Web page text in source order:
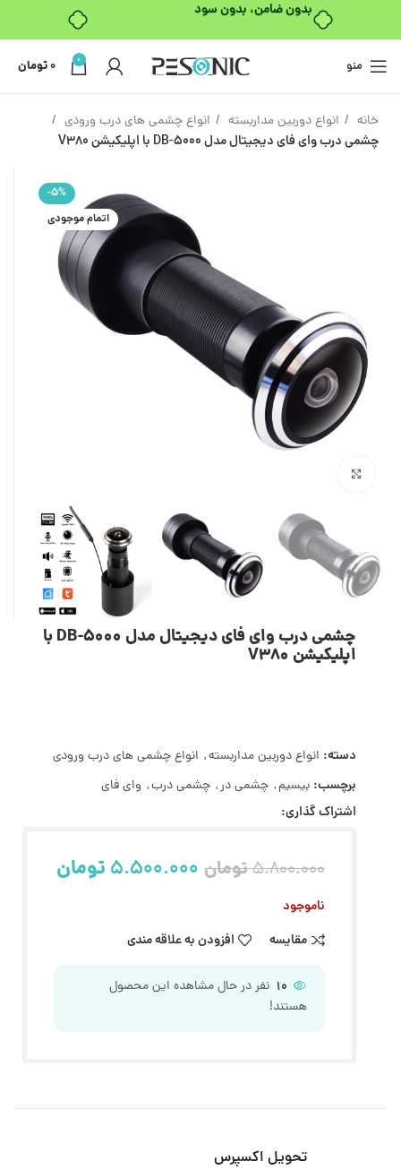
بدون ضامن، بدون سود
منو 0
0تومان
خانه انواع دوربین مداربسته انواع چشمی های درب ورودی
چشمی درب وای فای دیجیتال مدل DB-5000 با اپلیکیشن V380
-5%
اتمام موجودی
چشمی درب وای فای دیجیتال مدل DB-5000 با
اپلیکیشن V380
دسته: انواع دوربین مداربسته, انواع چشمی های درب ورودی
برچسب: بیسیم, چشمی در, چشمی درب, وای فای
اشتراک گذاری:
5.800.000تومان 5.500.000 تومان
ناموجود
مقایسه
افزودن به علاقه مندی
10 نفر در حال مشاهده این محصول
هستند!
تحویل اکسپرس